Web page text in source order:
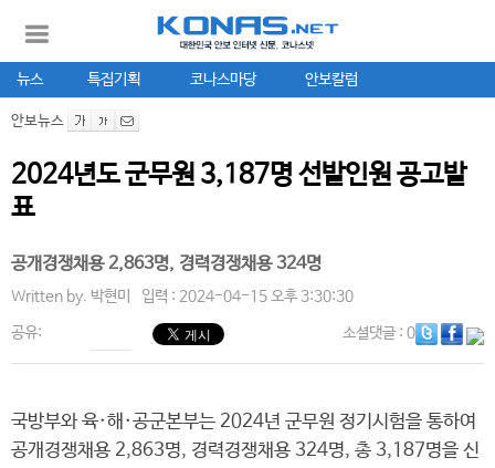
뉴스 특집기획 코나스마당 안보칼럼
안보뉴스
2024년도 군무원 3,187명 선발인원 공고발
표
공개경쟁채용 2,863명, 경력경쟁채용 324명
Written by. 박현미 입력 : 2024-04-15 오후 3:30:30
공유: 소셜댓글: 0
국방부와 육·해·공군본부는 2024년 군무원 정기시험을 통하여
공개경쟁채용 2,863명, 경력경쟁채용 324명, 총 3,187명을 신